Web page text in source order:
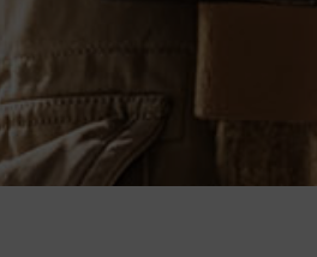
Du och
proffshjälp just nu